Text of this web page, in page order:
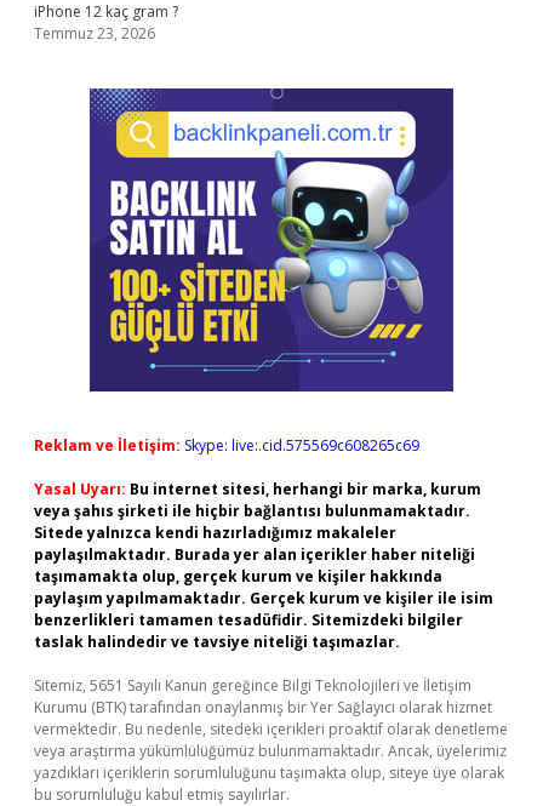
iPhone 12 kaç gram ?
Temmuz 23, 2026
Reklam ve İletişim: Skype: live:.cid.575569c608265c69
Yasal Uyarı: Bu internet sitesi, herhangi bir marka, kurum
veya şahıs şirketi ile hiçbir bağlantısı bulunmamaktadır.
Sitede yalnızca kendi hazırladığımız makaleler
paylaşılmaktadır. Burada yer alan içerikler haber niteliği
taşımamakta olup, gerçek kurum ve kişiler hakkında
paylaşım yapılmamaktadır. Gerçek kurum ve kişiler ile isim
benzerlikleri tamamen tesadüfidir. Sitemizdeki bilgiler
taslak halindedir ve tavsiye niteliği taşımazlar.
Sitemiz, 5651 Sayılı Kanun gereğince Bilgi Teknolojileri ve İletişim
Kurumu (BTK) tarafından onaylanmış bir Yer Sağlayıcı olarak hizmet
vermektedir. Bu nedenle, sitedeki içerikleri proaktif olarak denetleme
veya araştırma yükümlülüğümüz bulunmamaktadır. Ancak, üyelerimiz
yazdıkları içeriklerin sorumluluğunu taşımakta olup, siteye üye olarak
bu sorumluluğu kabul etmiş sayılırlar.